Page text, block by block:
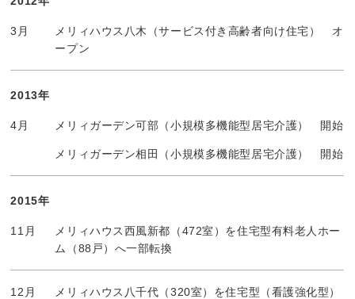
3月
メリィハウス八木（サービス付き高齢者向け住宅） オ
ープン
2013年
4月 メリィガーデン可部（小規模多機能型居宅介護） 開始
メリィガーデン相田（小規模多機能型居宅介護） 開始
2015年
11月
メリィハウス西風新都（472室）を住宅型有料老人ホー
ム（88戸）へ一部転換
12月
メリィハウス八千代（320室）を住宅型（看護強化型）